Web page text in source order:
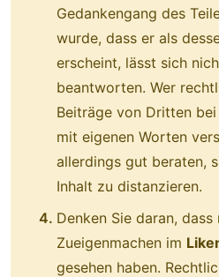
Gedankengang des
wurde, dass er als
erscheint, lässt sich
beantworten. Wer
Beiträge von Dritten
mit eigenen Worten
allerdings gut beraten,
Inhalt zu distanzieren.
Denken Sie daran,
Zueigenmachen im
gesehen haben.